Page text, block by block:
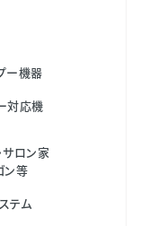
ー機器
対応機
サロン家
ン等
テム